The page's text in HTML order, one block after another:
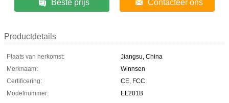
Beste prijs Contacteer ons
Productdetails
Plaats van herkomst:
Jiangsu, China
Merknaam:
Winnsen
Certificering:
CE, FCC
Modelnummer:
EL201B